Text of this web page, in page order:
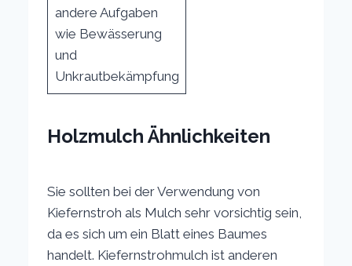
andere Aufgaben
wie Bewässerung
und
Unkrautbekämpfung
Holzmulch Ähnlichkeiten
Sie sollten bei der Verwendung von
Kiefernstroh als Mulch sehr vorsichtig sein,
da es sich um ein Blatt eines Baumes
handelt. Kiefernstrohmulch ist anderen